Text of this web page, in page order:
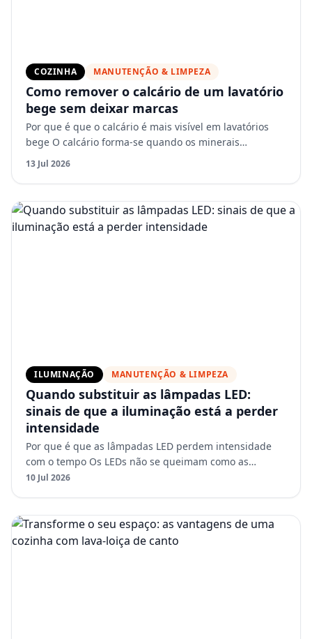
COZINHA MANUTENÇÃO & LIMPEZA
Como remover o calcário de um lavatório
bege sem deixar marcas
Por que é que o calcário é mais visível em lavatórios
bege O calcário forma-se quando os minerais
presentes na água dura secam e se depositam na
superfície. Nas…
13 Jul 2026
ILUMINAÇÃO MANUTENÇÃO & LIMPEZA
Quando substituir as lâmpadas LED:
sinais de que a iluminação está a perder
intensidade
Por que é que as lâmpadas LED perdem intensidade
com o tempo Os LEDs não se queimam como as
lâmpadas antigas. Em vez disso, perdem lentamente a
10 Jul 2026